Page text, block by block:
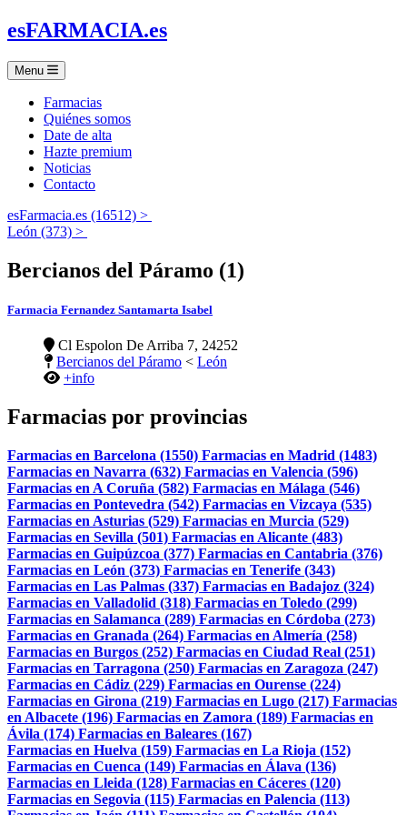
esFARMACIA.es
Menu
Farmacias
Quiénes somos
Date de alta
Hazte premium
Noticias
Contacto
esFarmacia.es (16512) >
León (373) >
Bercianos del Páramo (1)
Farmacia Fernandez Santamarta Isabel
Cl Espolon De Arriba 7, 24252
Bercianos del Páramo < León
+info
Farmacias por provincias
Farmacias en Barcelona (1550) Farmacias en Madrid (1483)
Farmacias en Navarra (632) Farmacias en Valencia (596)
Farmacias en A Coruña (582) Farmacias en Málaga (546)
Farmacias en Pontevedra (542) Farmacias en Vizcaya (535)
Farmacias en Asturias (529) Farmacias en Murcia (529)
Farmacias en Sevilla (501) Farmacias en Alicante (483)
Farmacias en Guipúzcoa (377) Farmacias en Cantabria (376)
Farmacias en León (373) Farmacias en Tenerife (343)
Farmacias en Las Palmas (337) Farmacias en Badajoz (324)
Farmacias en Valladolid (318) Farmacias en Toledo (299)
Farmacias en Salamanca (289) Farmacias en Córdoba (273)
Farmacias en Granada (264) Farmacias en Almería (258)
Farmacias en Burgos (252) Farmacias en Ciudad Real (251)
Farmacias en Tarragona (250) Farmacias en Zaragoza (247)
Farmacias en Cádiz (229) Farmacias en Ourense (224)
Farmacias en Girona (219) Farmacias en Lugo (217) Farmacias
en Albacete (196) Farmacias en Zamora (189) Farmacias en
Ávila (174) Farmacias en Baleares (167)
Farmacias en Huelva (159) Farmacias en La Rioja (152)
Farmacias en Cuenca (149) Farmacias en Álava (136)
Farmacias en Lleida (128) Farmacias en Cáceres (120)
Farmacias en Segovia (115) Farmacias en Palencia (113)